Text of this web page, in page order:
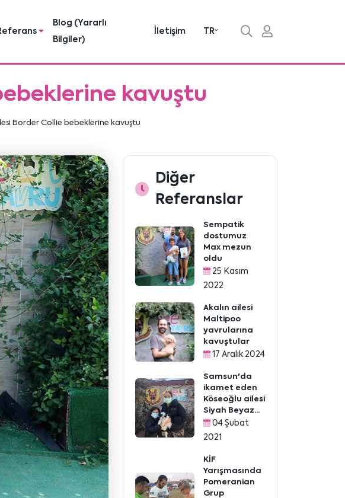
Blog (Yararlı
Bilgiler)
İletişim TR
kavuştu
Border Collie bebeklerine kavuştu
Diğer
Referanslar
Sempatik
dostumuz
Max mezun
oldu
25 Kasım
2022
Akalın ailesi
Maltipoo
yavrularına
kavuştular
17 Aralık 2024
Samsun'da
ikamet eden
Köseoğlu ailesi
Siyah Beyaz...
04 Şubat
2021
KİF
Yarışmasında
Pomeranian
Grup